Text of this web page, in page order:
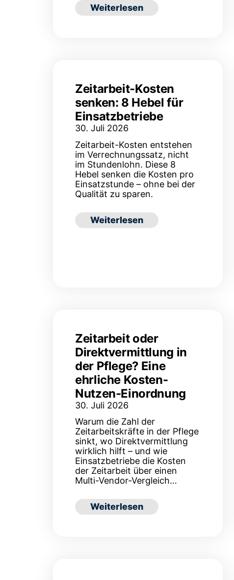
Weiterlesen
: Ausfallmanagement in Pflege
Zeitarbeit-Kosten
senken: 8 Hebel für
Einsatzbetriebe
30. Juli 2026
Zeitarbeit-Kosten entstehen
im Verrechnungssatz, nicht
im Stundenlohn. Diese 8
Hebel senken die Kosten pro
Einsatzstunde – ohne bei der
Qualität zu sparen.
Weiterlesen
: Zeitarbeit-Kosten senken: 8
Zeitarbeit oder
Direktvermittlung in
der Pflege? Eine
ehrliche Kosten-
Nutzen-Einordnung
30. Juli 2026
Warum die Zahl der
Zeitarbeitskräfte in der Pflege
sinkt, wo Direktvermittlung
wirklich hilft – und wie
Einsatzbetriebe die Kosten
der Zeitarbeit über einen
Multi-Vendor-Vergleich…
Weiterlesen
: Zeitarbeit oder